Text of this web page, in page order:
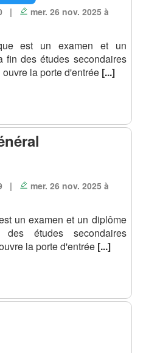
|
mer. 26 nov. 2025 à
est un examen et un
fin des études secondaires
la porte d'entrée [...]
|
mer. 26 nov. 2025 à
un examen et un diplôme
études secondaires
la porte d'entrée [...]